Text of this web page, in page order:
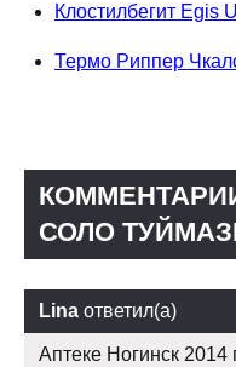
Клостилбегит Egis
Термо Риппер
СОЛО
Lina ответил(а)
Аптеке Ногинск 2014